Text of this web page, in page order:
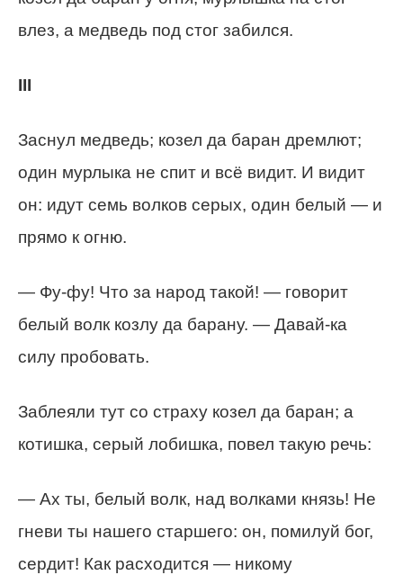
влез, а медведь под стог забился.
III
Заснул медведь; козел да баран дремлют;
один мурлыка не спит и всё видит. И видит
он: идут семь волков серых, один белый — и
прямо к огню.
— Фу-фу! Что за народ такой! — говорит
белый волк козлу да барану. — Давай-ка
силу пробовать.
Заблеяли тут со страху козел да баран; а
котишка, серый лобишка, повел такую речь:
— Ах ты, белый волк, над волками князь! Не
гневи ты нашего старшего: он, помилуй бог,
сердит! Как расходится — никому